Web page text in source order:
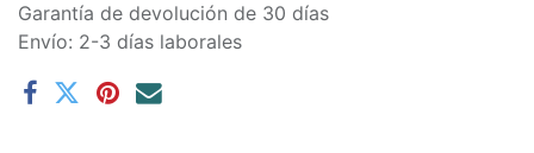
Garantía de devolución de 30 días
Envío: 2-3 días laborales